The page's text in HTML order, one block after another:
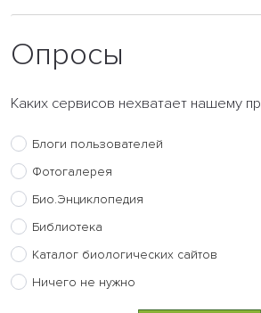
Опросы
Каких сервисов нехватает нашему
Блоги пользователей
Фотогалерея
Био.Энциклопедия
Библиотека
Каталог биологических сайтов
Ничего не нужно